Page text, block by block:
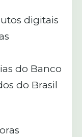
digitais
do Banco
do Brasil